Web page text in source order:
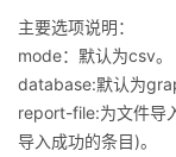
主要选项说明：
mode：默认为csv。
database:默认为
report-file:为文件导
导入成功的条目)。